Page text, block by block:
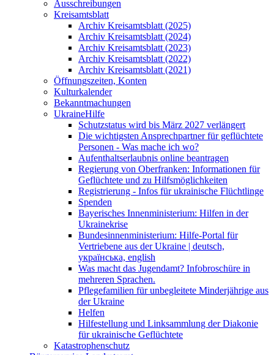
Ausschreibungen
Kreisamtsblatt
Archiv Kreisamtsblatt (2025)
Archiv Kreisamtsblatt (2024)
Archiv Kreisamtsblatt (2023)
Archiv Kreisamtsblatt (2022)
Archiv Kreisamtsblatt (2021)
Öffnungszeiten, Konten
Kulturkalender
Bekanntmachungen
UkraineHilfe
Schutzstatus wird bis März 2027 verlängert
Die wichtigsten Ansprechpartner für geflüchtete
Personen - Was mache ich wo?
Aufenthaltserlaubnis online beantragen
Regierung von Oberfranken: Informationen für
Geflüchtete und zu Hilfsmöglichkeiten
Registrierung - Infos für ukrainische Flüchtlinge
Spenden
Bayerisches Innenministerium: Hilfen in der
Ukrainekrise
Bundesinnenministerium: Hilfe-Portal für
Vertriebene aus der Ukraine | deutsch,
українська, english
Was macht das Jugendamt? Infobroschüre in
mehreren Sprachen.
Pflegefamilien für unbegleitete Minderjährige aus
der Ukraine
Helfen
Hilfestellung und Linksammlung der Diakonie
für ukrainische Geflüchtete
Katastrophenschutz